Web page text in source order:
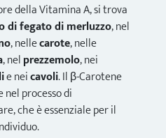
della Vitamina A, si trova
di fegato di merluzzo, nel
, nellecarote, nelle
, nelprezzemolo, nei
e neicavoli. Il β-Carotene
processo di
che è essenziale per il